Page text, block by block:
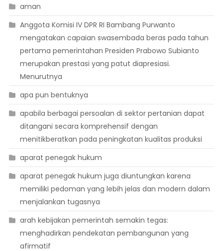
aman
Anggota Komisi IV DPR RI Bambang Purwanto
mengatakan capaian swasembada beras pada tahun
pertama pemerintahan Presiden Prabowo Subianto
merupakan prestasi yang patut diapresiasi.
Menurutnya
apa pun bentuknya
apabila berbagai persoalan di sektor pertanian dapat
ditangani secara komprehensif dengan
menitikberatkan pada peningkatan kualitas produksi
aparat penegak hukum
aparat penegak hukum juga diuntungkan karena
memiliki pedoman yang lebih jelas dan modern dalam
menjalankan tugasnya
arah kebijakan pemerintah semakin tegas:
menghadirkan pendekatan pembangunan yang
afirmatif